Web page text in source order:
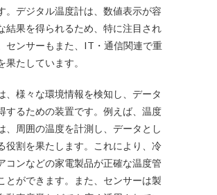
。デジタル温度計は、数値表示が容
結果を得られるため、特に注目され
センサーもまた、IT・通信関連で重
果たしています。
、様々な環境情報を検知し、データ
するための装置です。例えば、温度
、周囲の温度を計測し、データとし
役割を果たします。これにより、冷
コンなどの家電製品が正確な温度管
とができます。また、センサーは製